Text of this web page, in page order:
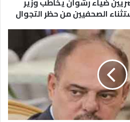
الصحفيين من حظر التجوال